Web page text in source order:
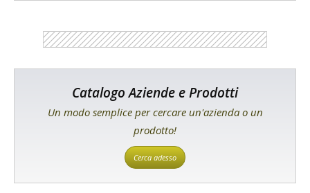
Catalogo Aziende e Prodotti
Un modo semplice per cercare un'azienda o un
prodotto!
Cerca adesso